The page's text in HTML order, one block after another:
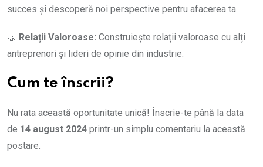
succes și descoperă noi perspective pentru afacerea ta.
🤝 Relații Valoroase: Construiește relații valoroase cu alți
antreprenori și lideri de opinie din industrie.
Cum te înscrii?
Nu rata această oportunitate unică! Înscrie-te până la data
de 14 august 2024 printr-un simplu comentariu la această
postare.